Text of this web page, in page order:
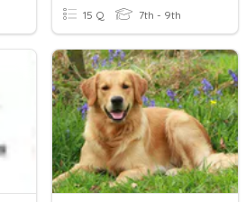
15 Q 7th - 9th